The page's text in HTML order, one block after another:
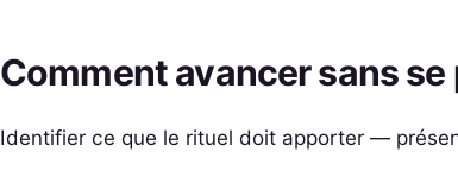
Comment avancer sans
Identifier ce que le rituel doit apporter —